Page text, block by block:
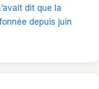
dit que la
depuis juin